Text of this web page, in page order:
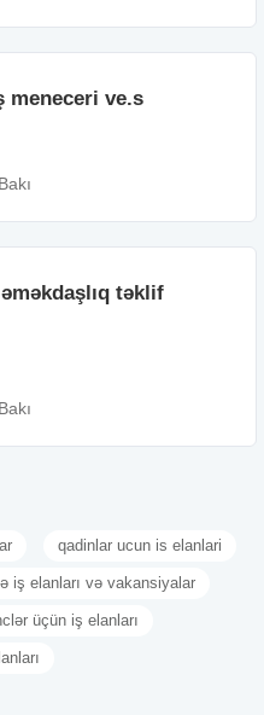
meneceri ve.s
Bakı
təklif
Bakı
qadinlar ucun is elanlari
iş elanları və vakansiyalar
üçün iş elanları